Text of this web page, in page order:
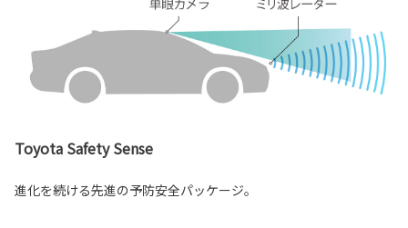
Toyota Safety Sense
進化を続ける先進の予防安全パッケージ。